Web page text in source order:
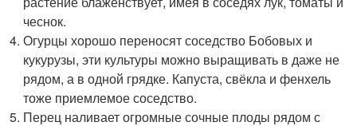
чеснок.
Огурцы хорошо переносят соседство Бобовых и
кукурузы, эти культуры можно выращивать в даже не
рядом, а в одной грядке. Капуста, свёкла и фенхель
тоже приемлемое соседство.
Перец наливает огромные сочные плоды рядом с